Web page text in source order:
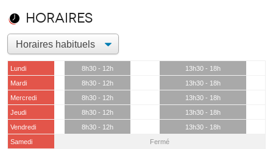
Horaires
Lundi 8h30 - 12h
13h30 - 18h
Mardi
8h30 - 12h
13h30 - 18h
Mercredi
8h30 - 12h
13h30 - 18h
Jeudi
8h30 - 12h
13h30 - 18h
Vendredi
8h30 - 12h
13h30 - 18h
Samedi
Fermé